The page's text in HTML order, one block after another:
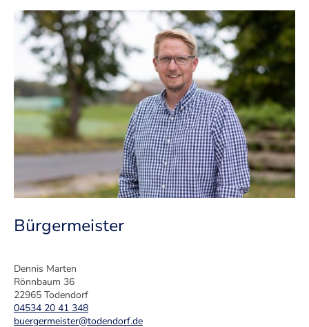
Bürgermeister
Dennis Marten
Rönnbaum 36
22965 Todendorf
04534 20 41 348
buergermeister@todendorf.de